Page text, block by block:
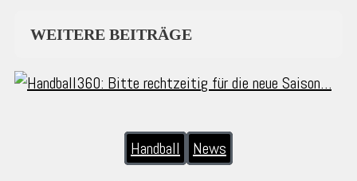
WEITERE BEITRÄGE
Handball News